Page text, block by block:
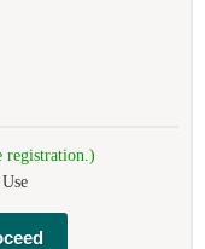
registration.)